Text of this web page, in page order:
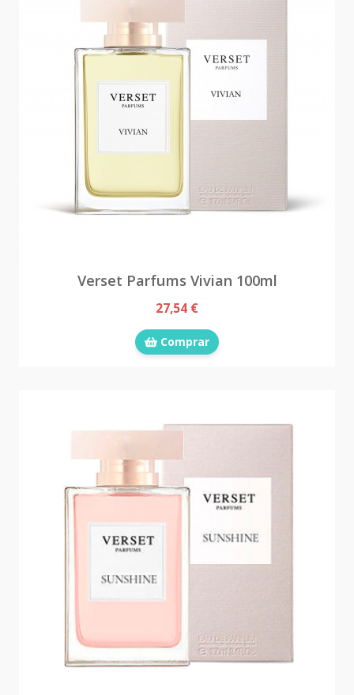
Verset Parfums Vivian 100ml
27,54 €
Comprar